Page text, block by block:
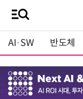
AI·SW 반도체